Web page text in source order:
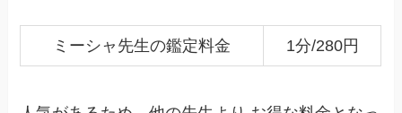
ミーシャ先生の鑑定料金 1分/280円